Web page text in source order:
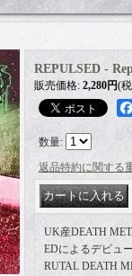
REPULSED -
販売価格: 2,280円(
数量:
返品特約に関する
UK産DEATH
EDによるデビュ
RUTAL DEATH